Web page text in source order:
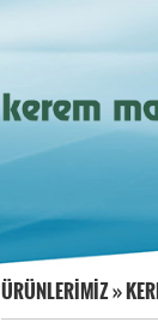
ÜRÜNLERİMİZ»